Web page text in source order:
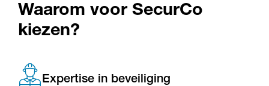
Waarom voor SecurCo
kiezen?
Expertise in beveiliging